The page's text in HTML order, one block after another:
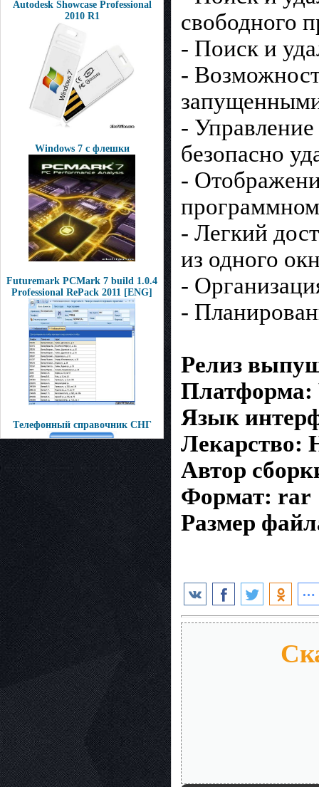
Autodesk Showcase Professional
2010 R1
Windows 7 с флешки
Futuremark PCMark 7 build 1.0.4
Professional RePack 2011 [ENG]
Тeлeфонный спрaвoчник СHГ
свободного
- Поиск и
-
-
безопасно
-
- Легкий
из одного
-
-
Релиз
Платформа:
Язык
Лекарство:
Автор
Формат: rar
Размер